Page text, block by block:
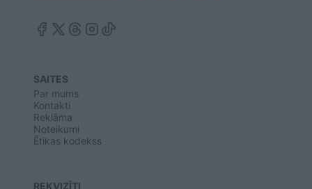
SAITES
Par mums
Kontakti
Reklāma
Noteikumi
Ētikas kodekss
REKVIZĪTI